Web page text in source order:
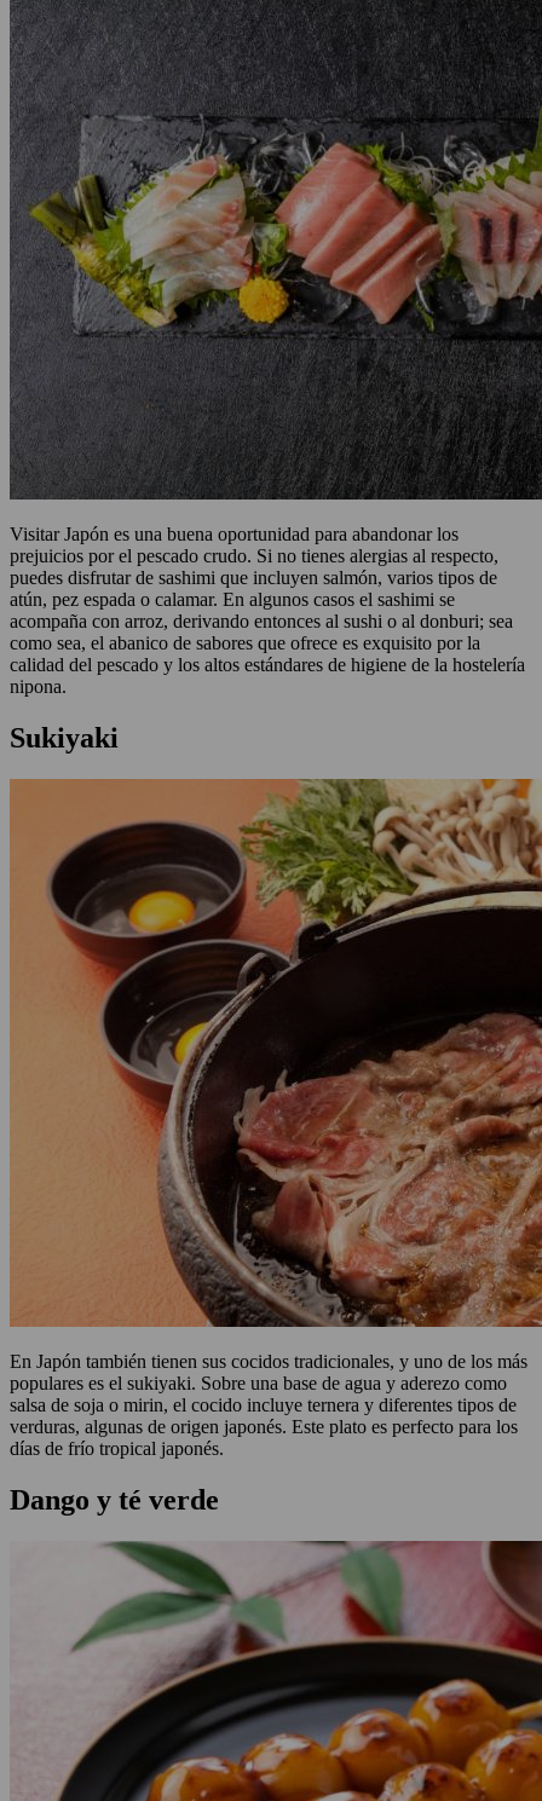
Visitar Japón es una buena oportunidad para abandonar los
prejuicios por el pescado crudo. Si no tienes alergias al respecto,
puedes disfrutar de sashimi que incluyen salmón, varios tipos de
atún, pez espada o calamar. En algunos casos el sashimi se
acompaña con arroz, derivando entonces al sushi o al donburi; sea
como sea, el abanico de sabores que ofrece es exquisito por la
calidad del pescado y los altos estándares de higiene de la hostelería
nipona.
Sukiyaki
En Japón también tienen sus cocidos tradicionales, y uno de los más
populares es el sukiyaki. Sobre una base de agua y aderezo como
salsa de soja o mirin, el cocido incluye ternera y diferentes tipos de
verduras, algunas de origen japonés. Este plato es perfecto para los
días de frío tropical japonés.
Dango y té verde